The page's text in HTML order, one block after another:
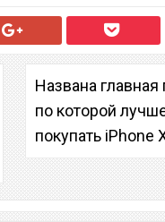
Названа главная
по которой
покупать iPhone